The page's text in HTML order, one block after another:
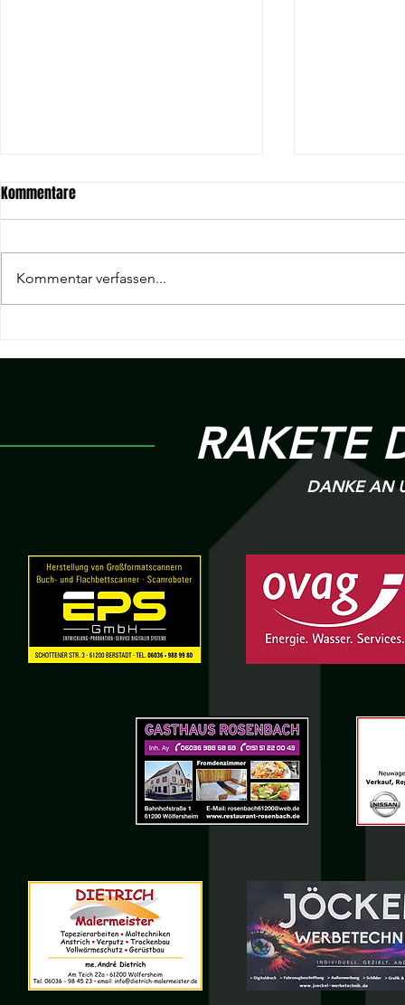
Hainstadt v.s R 09 Wölfersheim
Wölfersheim
Kommentare
Kommentar verfassen...
DANKE AN
RAKETE